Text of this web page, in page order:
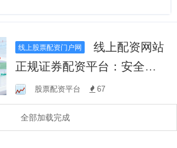
线上股票配资门户网
线上配资网站
正规证券配资平台：安全可
靠，助您投资！
股票配资平台 67
全部加载完成